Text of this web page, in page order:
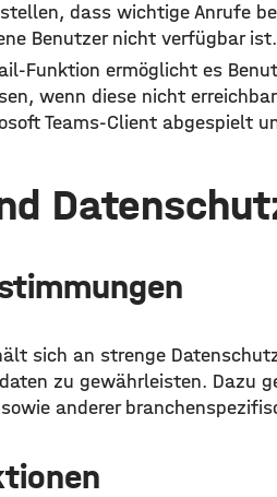
dass wichtige Anrufe
Benutzer nicht verfügbar ist.
Funktion ermöglicht es
wenn diese nicht
Teams-Client abgespielt
sich an strenge
zu gewährleisten. Dazu
anderer